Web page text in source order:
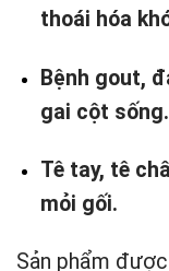
thoái hóa
Bệnh gout,
gai cột sống.
Tê tay, tê
mỏi gối.
Sản phẩm